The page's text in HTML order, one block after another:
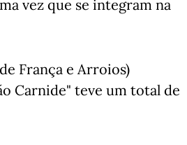
vez que se integram na
França e Arroios)
Carnide" teve um total de